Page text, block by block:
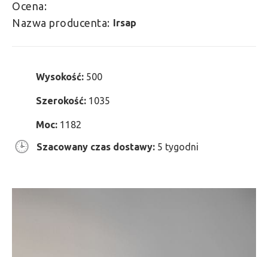
Ocena:
Nazwa producenta: Irsap
Wysokość: 500
Szerokość: 1035
Moc: 1182
Szacowany czas dostawy: 5 tygodni